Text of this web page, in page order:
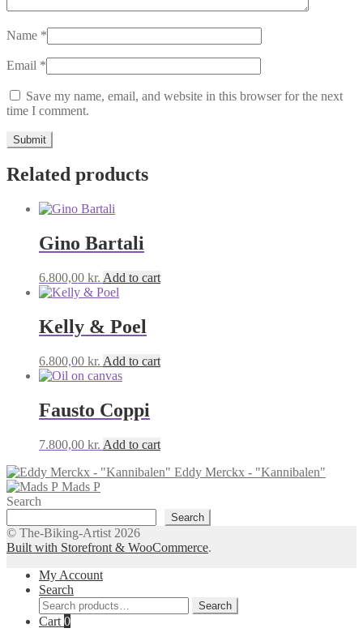
Name *
Email *
Save my name, email, and website in this browser for the next
time I comment.
Related products
Gino Bartali
6.800,00 kr. Add to cart
Kelly & Poel
6.800,00 kr. Add to cart
Fausto Coppi
7.800,00 kr. Add to cart
Eddy Merckx - "Kannibalen"
Mads P
Search
Search
© The-Biking-Artist 2026
Built with Storefront & WooCommerce.
My Account
Search
Search
for:
Search
Cart 0